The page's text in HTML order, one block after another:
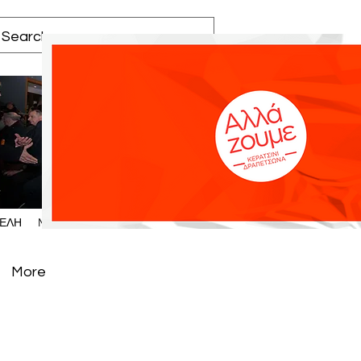
More
More